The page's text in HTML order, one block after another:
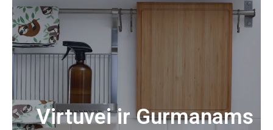
Virtuvei ir Gurmanams